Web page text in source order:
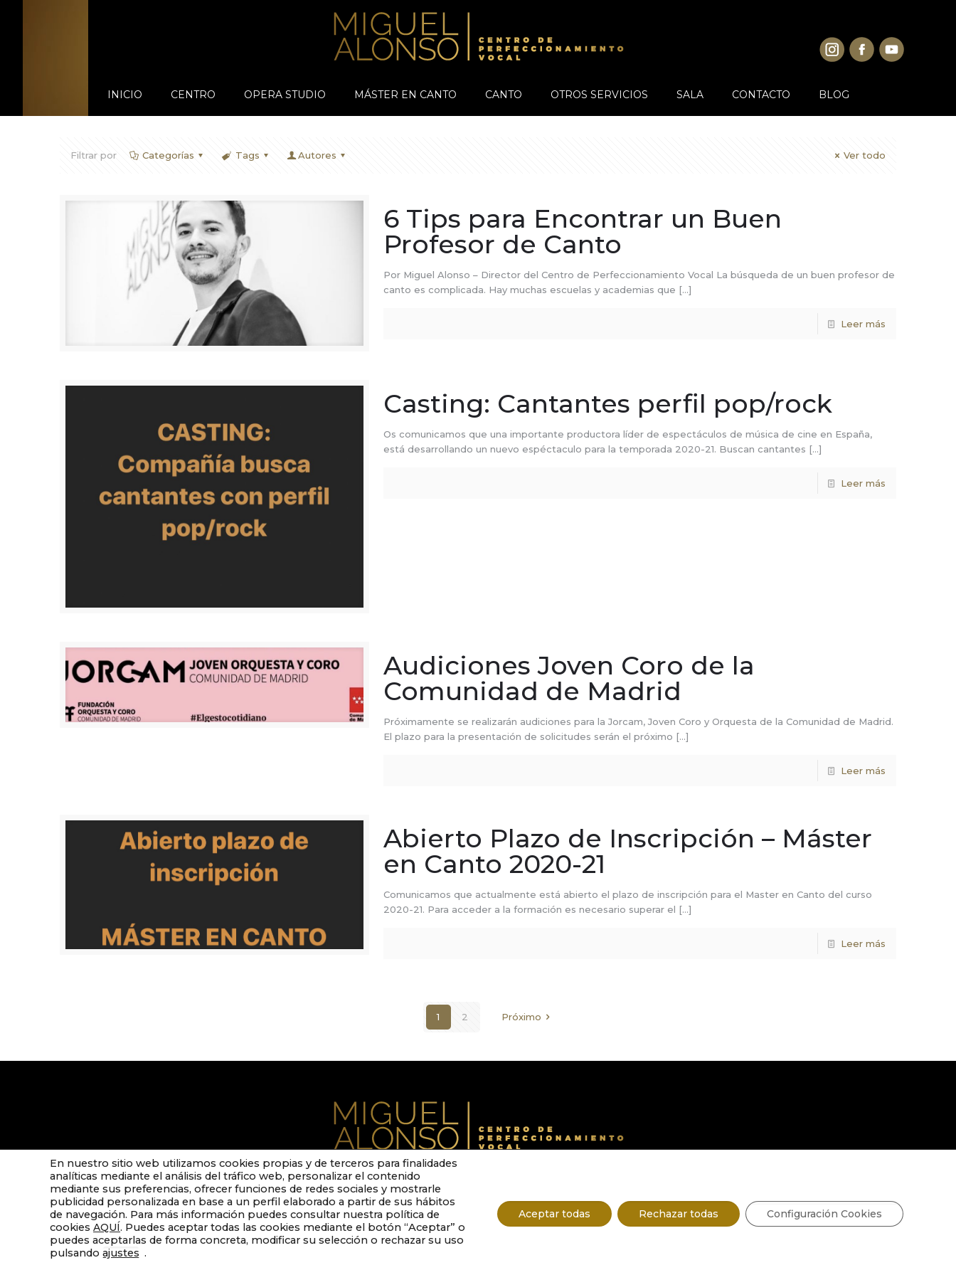
INICIO CENTRO OPERA STUDIO MÁSTER EN CANTO CANTO OTROS SERVICIOS SALA CONTACTO BLOG
Filtrar por Categorías Tags Autores Ver todo
6 Tips para Encontrar un Buen
Profesor de Canto
Por Miguel Alonso – Director del Centro de Perfeccionamiento Vocal La búsqueda de un buen profesor de
canto es complicada. Hay muchas escuelas y academias que […]
Leer más
Casting: Cantantes perfil pop/rock
Os comunicamos que una importante productora líder de espectáculos de música de cine en España,
está desarrollando un nuevo espéctaculo para la temporada 2020-21. Buscan cantantes […]
Leer más
Audiciones Joven Coro de la
Comunidad de Madrid
Próximamente se realizarán audiciones para la Jorcam, Joven Coro y Orquesta de la Comunidad de Madrid.
El plazo para la presentación de solicitudes serán el próximo […]
Leer más
Abierto Plazo de Inscripción – Máster
en Canto 2020-21
Comunicamos que actualmente está abierto el plazo de inscripción para el Master en Canto del curso
2020-21. Para acceder a la formación es necesario superar el […]
Leer más
1 2 Próximo
PRIVACIDAD TÉRMINOS LEGALES COOKIES
En nuestro sitio web utilizamos cookies propias y de terceros para finalidades
analíticas mediante el análisis del tráfico web, personalizar el contenido
mediante sus preferencias, ofrecer funciones de redes sociales y mostrarle
publicidad personalizada en base a un perfil elaborado a partir de sus hábitos
de navegación. Para más información puedes consultar nuestra política de
cookies AQUÍ. Puedes aceptar todas las cookies mediante el botón “Aceptar” o
puedes aceptarlas de forma concreta, modificar su selección o rechazar su uso
pulsando ajustes .
Aceptar todas Rechazar todas Configuración Cookies